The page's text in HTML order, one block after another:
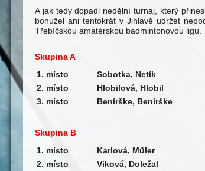
A jak tedy dopadl nedělní turnaj, který
bohužel ani tentokrát v Jihlavě udržet
Třebíčskou amatérskou badmintonovou ligu.
Skupina A
1. místo
Sobotka, Netík
2. místo
Hlobilová, Hlobil
3. místo
Benírške, Benírške
Skupina B
1. místo
Karlová, Müler
2. místo
Viková, Doležal